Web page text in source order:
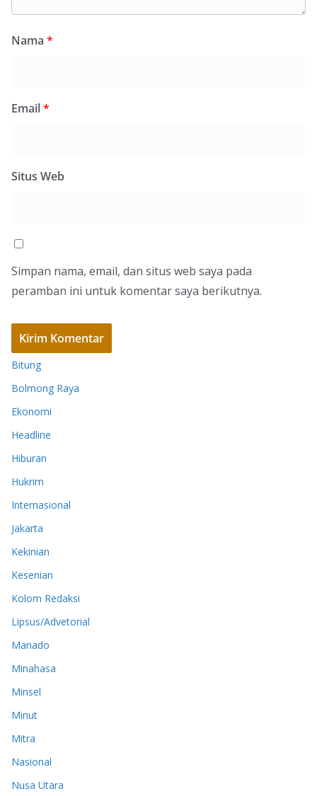
Nama *
Email*
Situs Web
Simpan nama, email, dan situs web saya pada
peramban ini untuk komentar saya berikutnya.
Bitung
Bolmong Raya
Ekonomi
Headline
Hiburan
Hukrim
Internasional
Jakarta
Kekinian
Kesenian
Kolom Redaksi
Lipsus/Advetorial
Manado
Minahasa
Minsel
Minut
Mitra
Nasional
Nusa Utara